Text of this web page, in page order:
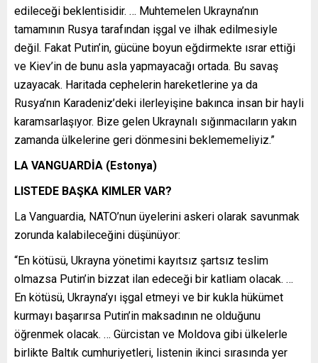
edileceği beklentisidir. … Muhtemelen Ukrayna’nın
tamamının Rusya tarafından işgal ve ilhak edilmesiyle
değil. Fakat Putin’in, gücüne boyun eğdirmekte ısrar ettiği
ve Kiev’in de bunu asla yapmayacağı ortada. Bu savaş
uzayacak. Haritada cephelerin hareketlerine ya da
Rusya’nın Karadeniz’deki ilerleyişine bakınca insan bir hayli
karamsarlaşıyor. Bize gelen Ukraynalı sığınmacıların yakın
zamanda ülkelerine geri dönmesini beklememeliyiz.”
LA VANGUARDİA (Estonya)
LISTEDE BAŞKA KIMLER VAR?
La Vanguardia, NATO’nun üyelerini askeri olarak savunmak
zorunda kalabileceğini düşünüyor:
“En kötüsü, Ukrayna yönetimi kayıtsız şartsız teslim
olmazsa Putin’in bizzat ilan edeceği bir katliam olacak. …
En kötüsü, Ukrayna’yı işgal etmeyi ve bir kukla hükümet
kurmayı başarırsa Putin’in maksadının ne olduğunu
öğrenmek olacak. … Gürcistan ve Moldova gibi ülkelerle
birlikte Baltık cumhuriyetleri, listenin ikinci sırasında yer